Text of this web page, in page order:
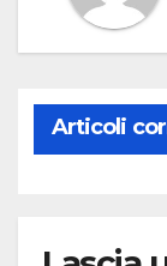
Articoli